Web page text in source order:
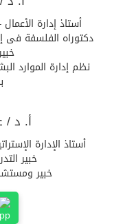
أستاذ إدارة
دكتوراه الفلسفة فى
نظم إدارة الموارد
أ. د /
أستاذ الإدارة
خبير
خبير